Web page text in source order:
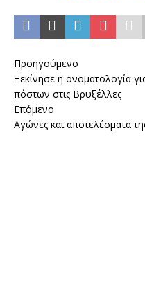
Προηγούμενο
Ξεκίνησε η ονοματολογία
πόστων στις Βρυξέλλες
Επόμενο
Αγώνες και αποτελέσματα